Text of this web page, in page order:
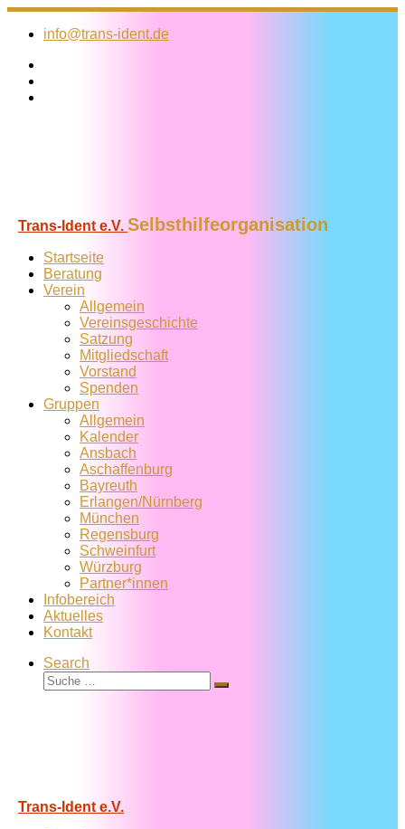
Zum
Inhalt
info@trans-ident.de
Trans-Ident e.V. Selbsthilfeorganisation
Startseite
Beratung
Verein
Allgemein
Vereins­geschichte
Satzung
Mitglied­schaft
Vorstand
Spenden
Gruppen
Allgemein
Kalender
Ansbach
Aschaffenburg
Bayreuth
Erlangen/Nürnberg
München
Regensburg
Schweinfurt
Würzburg
Partner*innen
Infobereich
Aktuelles
Kontakt
Search
Suche
Suche
Trans-Ident e.V.